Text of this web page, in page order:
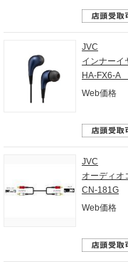
JVC
インナーイ
HA-FX6-A
Web価格
JVC
オーディオ
CN-181G
Web価格